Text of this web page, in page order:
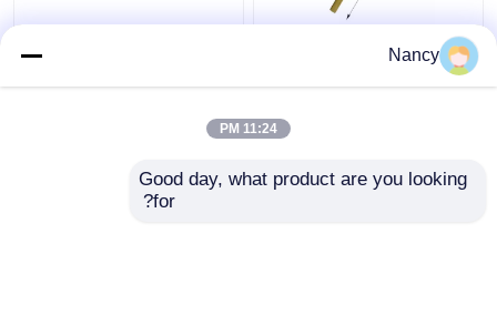
الصديقة للبيئة القشرة
الخيزرانية المستخدمة
استخدام الكوكتيل
Nancy
11:24 PM
Good day, what product are you looking
for?